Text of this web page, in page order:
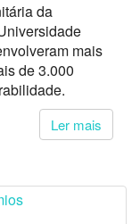
da
mais
de 3.000
Ler mais